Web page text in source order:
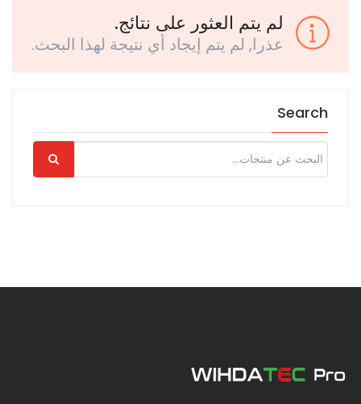
لم يتم العثور على نتائج.
عذرا, لم يتم إيجاد أي نتيجة لهذا البحث.
Search